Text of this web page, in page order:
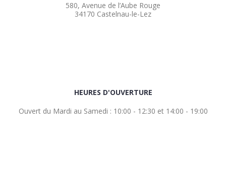
580, Avenue de l’Aube Rouge
34170 Castelnau-le-Lez
HEURES D'OUVERTURE
Ouvert du Mardi au Samedi : 10:00 - 12:30 et 14:00 - 19:00